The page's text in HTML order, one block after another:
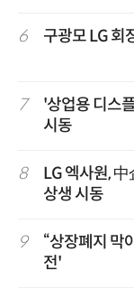
6 구광모 LG 회
7
'상업용 디스
시동
8
LG 엑사원,
상생 시동
9
“상장폐지 막
전'